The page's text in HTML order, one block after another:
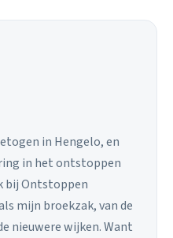
in Hengelo, en
in het ontstoppen
bij Ontstoppen
mijn broekzak, van de
nieuwere wijken. Want